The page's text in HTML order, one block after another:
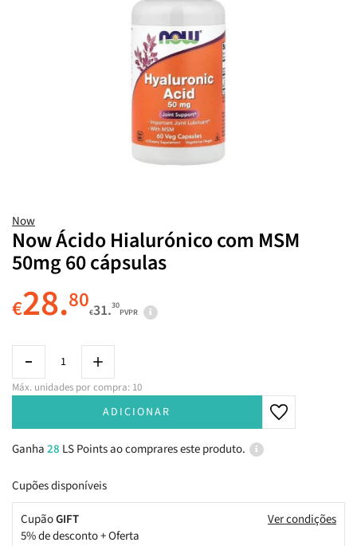
Now
Now Ácido Hialurónico com MSM
50mg 60 cápsulas
€28.80€31.30
PVPR
Máx. unidades por compra: 10
ADICIONAR
Ganha28 LS Points ao comprares este produto.
Cupões disponíveis
CupãoGIFT
5% de desconto + Oferta
Ver condições